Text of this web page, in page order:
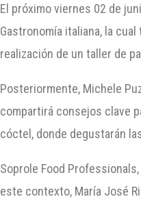
El próximo viernes 02 de
Gastronomía italiana, la
realización de un taller de
Posteriormente, Michele
compartirá consejos clave
cóctel, donde degustarán
Soprole Food
este contexto, María José